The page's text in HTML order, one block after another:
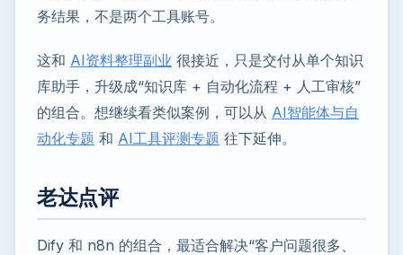
务结果，不是两个工具账号。
这和 AI资料整理副业 很接近，只是交付从单个知识
库助手，升级成“知识库 + 自动化流程 + 人工审核”
的组合。想继续看类似案例，可以从 AI智能体与自
动化专题 和 AI工具评测专题 往下延伸。
老达点评
Dify 和 n8n 的组合，最适合解决“客户问题很多、